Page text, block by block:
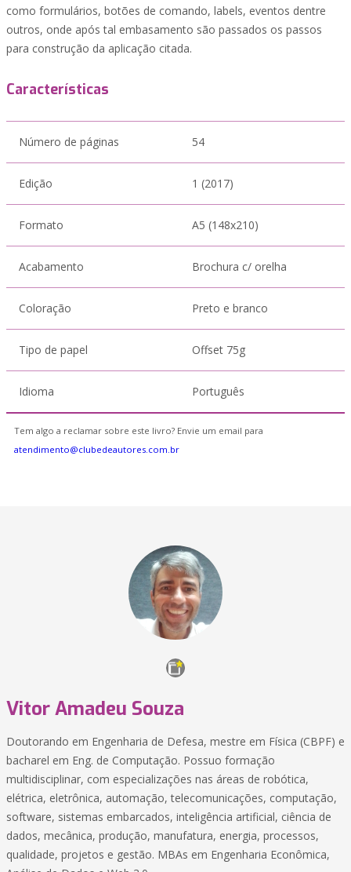
como formulários, botões de comando, labels, eventos dentre
outros, onde após tal embasamento são passados os passos
para construção da aplicação citada.
Características
Número de páginas 54
Edição 1 (2017)
Formato A5 (148x210)
Acabamento Brochura c/ orelha
Coloração Preto e branco
Tipo de papel Offset 75g
Idioma Português
Tem algo a reclamar sobre este livro? Envie um email para
atendimento@clubedeautores.com.br
Vitor Amadeu Souza
Doutorando em Engenharia de Defesa, mestre em Física (CBPF) e
bacharel em Eng. de Computação. Possuo formação
multidisciplinar, com especializações nas áreas de robótica,
elétrica, eletrônica, automação, telecomunicações, computação,
software, sistemas embarcados, inteligência artificial, ciência de
dados, mecânica, produção, manufatura, energia, processos,
qualidade, projetos e gestão. MBAs em Engenharia Econômica,